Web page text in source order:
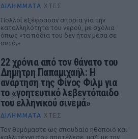
ΔΙΛΉΜΜΑΤΑ ΧΤΕΣ
Πολλοί εξέφρασαν απορία για την
καταλληλότητα του νερού, με σχόλια
όπως «τα πόδια του δεν ήταν μέσα σε
αυτό;»
22 χρόνια από τον θάνατο του
Δημήτρη Παπαμιχαήλ: Η
ανάρτηση της Φίνος Φιλμ για
το «γοητευτικό λεβεντόπαιδο
του ελληνικού σινεμά»
ΔΙΛΉΜΜΑΤΑ ΧΤΕΣ
Τον θυμόμαστε ως σπουδαίο ηθοποιό και
καλλιτέχνη που αποτέλεσε, μαζί με την